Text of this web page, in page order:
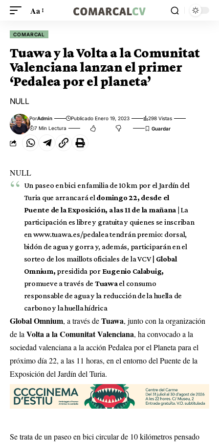
Aa
COMARCAL
Tuawa y la Volta a la Comunitat
Valenciana lanzan el primer
‘Pedalea por el planeta’
NULL
PorAdmin Publicado Enero 19, 2023
298 Vistas
7 Min Lectura
NULL
Un paseo en bici en familia de 10 km por el Jardín del
Turia que arrancará el domingo 22, desde el
Puente de la Exposición, a las 11 de la mañana | La
participación es libre y gratuita y quienes se inscriban
en www.tuawa.es/pedaleatendrán premio: dorsal,
bidón de agua y gorra y, además, participarán en el
sorteo de los maillots oficiales de la VCV | Global
Omnium, presidida porEugenio Calabuig,
promueve a través de Tuawa el consumo
responsable de agua y la reducción de la huella de
carbono y la huella hídrica
Global Omnium, a través deTuawa, junto con la organización
de la Volta a la Comunitat Valenciana, ha convocado a la
sociedad valenciana a la acción Pedalea por el Planeta para el
próximo día 22, a las 11 horas, en el entorno del Puente de la
Exposición del Jardín del Turia.
Se trata de un paseo en bici circular de 10 kilómetros pensado